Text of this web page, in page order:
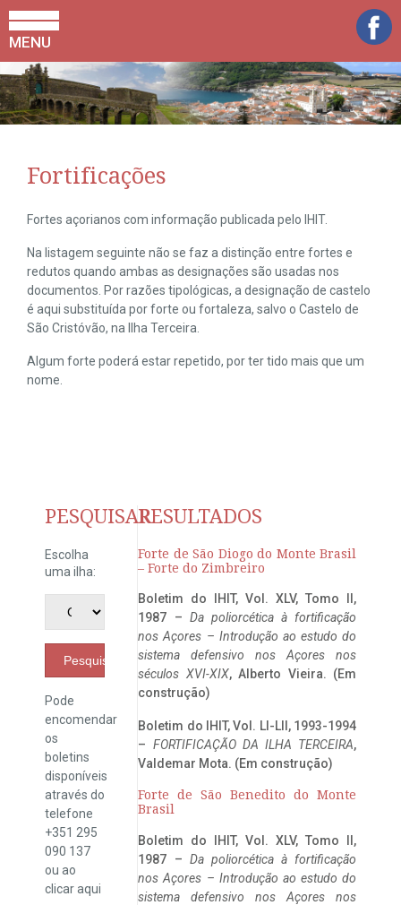
MENU
Fortificações
Fortes açorianos com informação publicada pelo IHIT.
Na listagem seguinte não se faz a distinção entre fortes e
redutos quando ambas as designações são usadas nos
documentos. Por razões tipológicas, a designação de castelo
é aqui substituída por forte ou fortaleza, salvo o Castelo de
São Cristóvão, na Ilha Terceira.
Algum forte poderá estar repetido, por ter tido mais que um
nome.
PESQUISAR
Escolha
uma ilha:
Pesquisar
Pode
encomendar
os
boletins
disponíveis
através do
telefone
+351 295
090 137
ou ao
clicaraqui
RESULTADOS
Forte de São Diogo do Monte Brasil
– Forte do Zimbreiro
Boletim do IHIT, Vol. XLV, Tomo II,
1987 – Da poliorcética à fortificação
nos Açores – Introdução ao estudo do
sistema defensivo nos Açores nos
séculos XVI-XIX, Alberto Vieira. (Em
construção)
Boletim do IHIT, Vol. LI-LII, 1993-1994
– FORTIFICAÇÃO DA ILHA TERCEIRA,
Valdemar Mota. (Em construção)
Forte de São Benedito do Monte
Brasil
Boletim do IHIT, Vol. XLV, Tomo II,
1987 – Da poliorcética à fortificação
nos Açores – Introdução ao estudo do
sistema defensivo nos Açores nos